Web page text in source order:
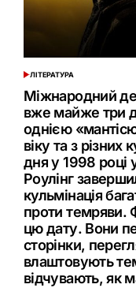
ОПУБЛІКУВАТИ
У
ЛІТЕРАТУРА
Міжнародний
вже майже три
однією
віку та з різних
дня у 1998 році
Роулінг
кульмінація
проти темряви.
цю дату. Вони
сторінки,
влаштовують
відчувають, як